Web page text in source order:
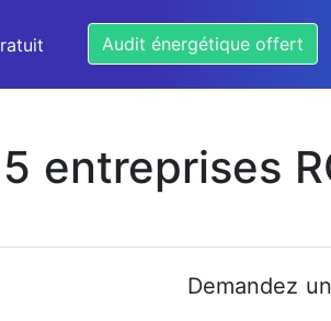
Audit énergétique offert
5 entreprises
Demandez